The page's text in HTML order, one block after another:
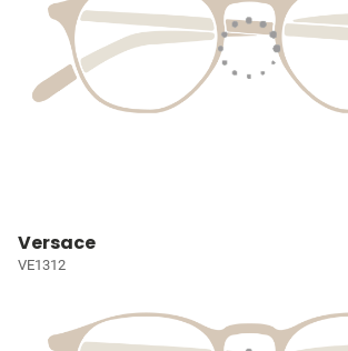
Versace
VE1312